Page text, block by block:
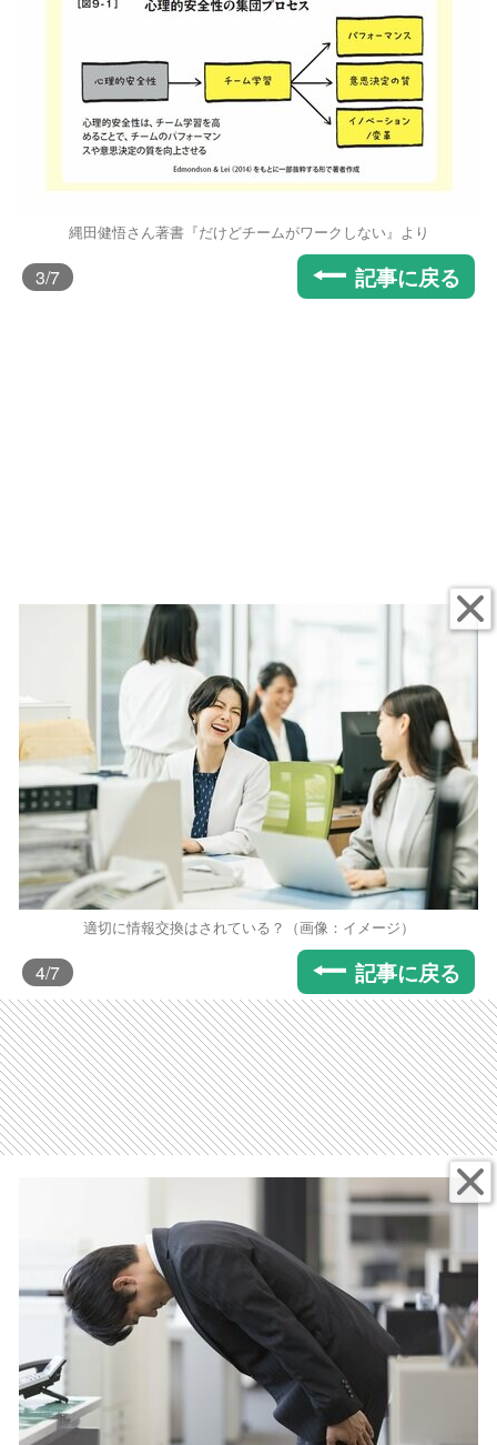
縄田健悟さん著書『だけどチームがワークしない』より
3/7 記事に戻る
適切に情報交換はされている？（画像：イメージ）
4/7 記事に戻る